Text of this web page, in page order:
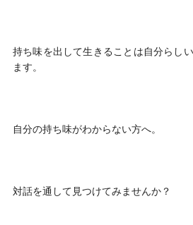
持ち味を出して生きることは自分らし
ます。
自分の持ち味がわからない方へ。
対話を通して見つけてみませんか？